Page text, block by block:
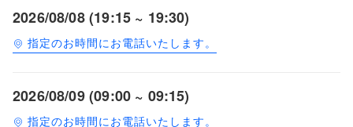
2026/08/08 (19:15 ~ 19:30)
指定のお時間にお電話いたします。
2026/08/09 (09:00 ~ 09:15)
指定のお時間にお電話いたします。